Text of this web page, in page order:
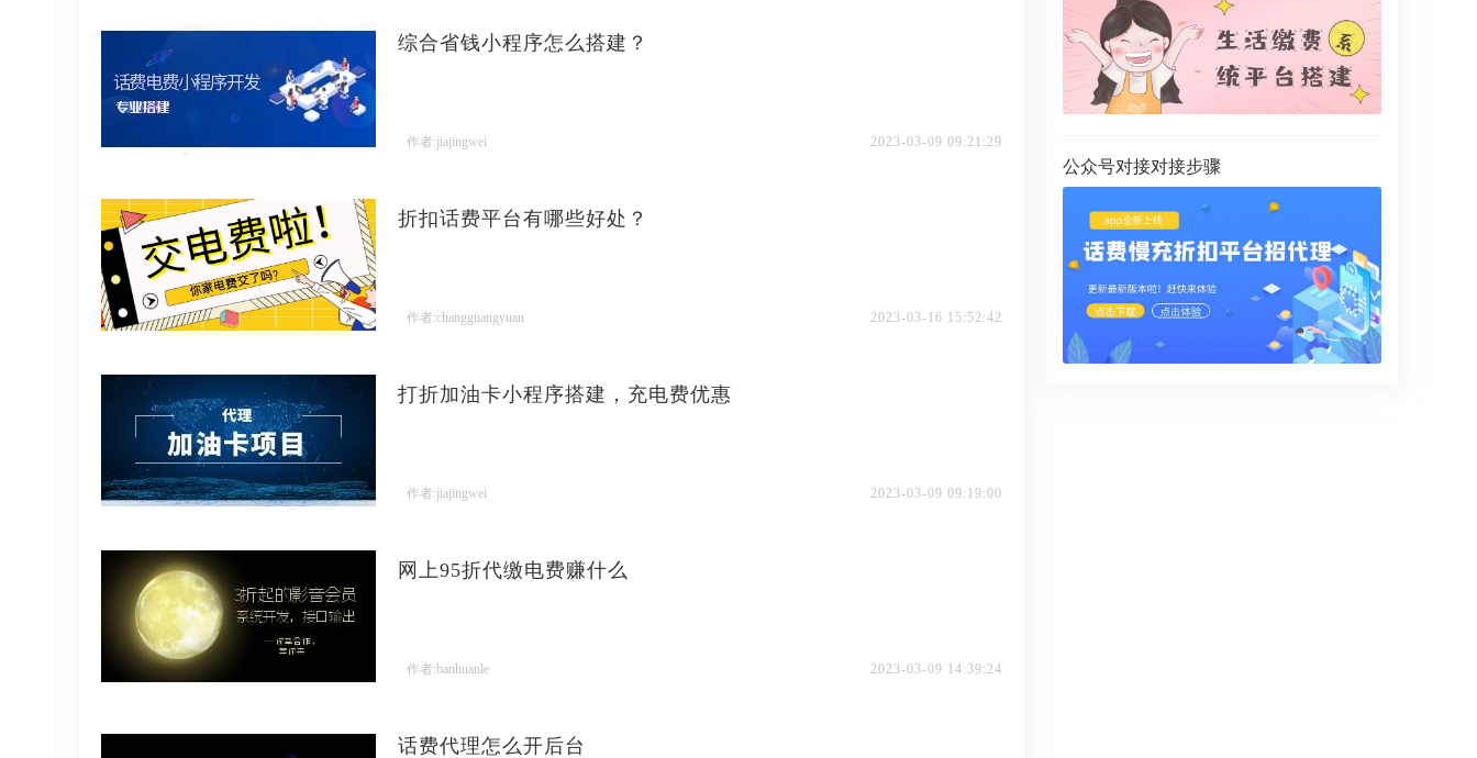
综合省钱小程序怎么搭建？
作者:jiajingwei 2023-03-09 09:21:29
折扣话费平台有哪些好处？
作者:changguangyuan 2023-03-16 15:52:42
打折加油卡小程序搭建，充电费优惠
作者:jiajingwei 2023-03-09 09:19:00
网上95折代缴电费赚什么
作者:banhuanle 2023-03-09 14:39:24
话费代理怎么开后台
公众号对接对接步骤